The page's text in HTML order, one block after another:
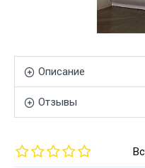
Описание
Отзывы